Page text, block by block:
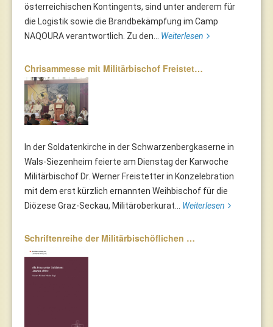
österreichischen Kontingents, sind unter anderem für
die Logistik sowie die Brandbekämpfung im Camp
NAQOURA verantwortlich. Zu den... Weiterlesen
Chrisammesse mit Militärbischof Freistet…
In der Soldatenkirche in der Schwarzenbergkaserne in
Wals-Siezenheim feierte am Dienstag der Karwoche
Militärbischof Dr. Werner Freistetter in Konzelebration
mit dem erst kürzlich ernannten Weihbischof für die
Diözese Graz-Seckau, Militäroberkurat... Weiterlesen
Schriftenreihe der Militärbischöflichen …